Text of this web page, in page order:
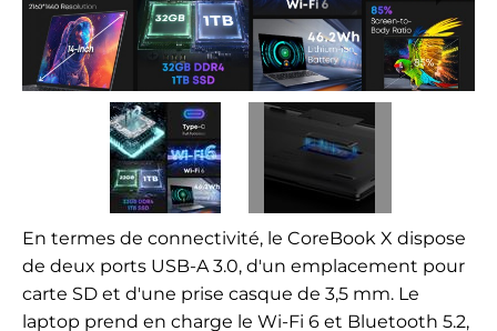
En termes de connectivité, le CoreBook X dispose
de deux ports USB-A 3.0, d'un emplacement pour
carte SD et d'une prise casque de 3,5 mm. Le
laptop prend en charge le Wi-Fi 6 et Bluetooth 5.2,